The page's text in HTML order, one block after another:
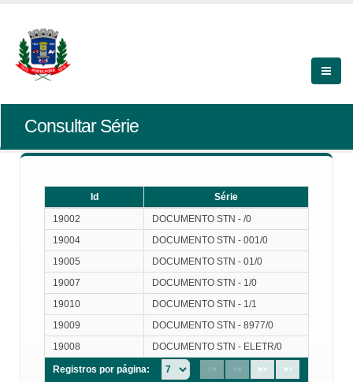
Consultar Série
Id
Série
Série
19002
DOCUMENTO STN - /0
19004
DOCUMENTO STN - 001/0
19005
DOCUMENTO STN - 01/0
19007
DOCUMENTO STN - 1/0
19010
DOCUMENTO STN - 1/1
19009
DOCUMENTO STN - 8977/0
19008
DOCUMENTO STN - ELETR/0
Registros por página: